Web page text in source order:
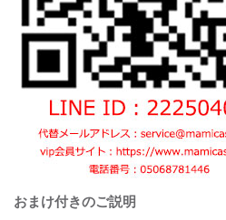
おまけ付きのご説明